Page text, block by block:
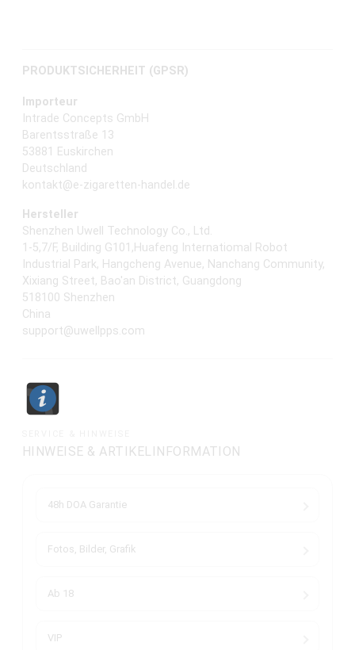
PRODUKTSICHERHEIT (GPSR)
Importeur
Intrade Concepts GmbH
Barentsstraße 13
53881 Euskirchen
Deutschland
kontakt@e-zigaretten-handel.de
Hersteller
Shenzhen Uwell Technology Co., Ltd.
1-5,7/F, Building G101,Huafeng Internatiomal Robot
Industrial Park, Hangcheng Avenue, Nanchang Community,
Xixiang Street, Bao'an District, Guangdong
518100 Shenzhen
China
support@uwellpps.com
HINWEISE & ARTIKELINFORMATION
48h DOA Garantie
Fotos, Bilder, Grafik
Ab 18
VIP